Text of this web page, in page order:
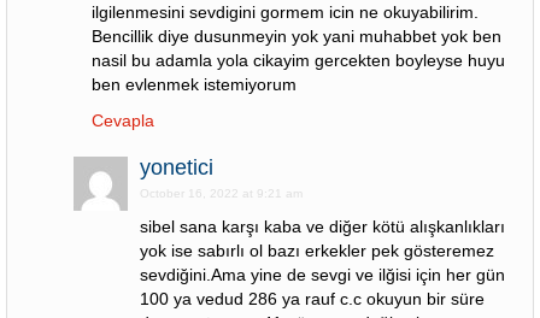
ilgilenmesini sevdigini gormem icin ne okuyabilirim.
Bencillik diye dusunmeyin yok yani muhabbet yok ben
nasil bu adamla yola cikayim gercekten boyleyse huyu
ben evlenmek istemiyorum
Cevapla
yonetici
October 16, 2022 at 9:21 am
sibel sana karşı kaba ve diğer kötü alışkanlıkları
yok ise sabırlı ol bazı erkekler pek gösteremez
sevdiğini.Ama yine de sevgi ve ilğisi için her gün
100 ya vedud 286 ya rauf c.c okuyun bir süre